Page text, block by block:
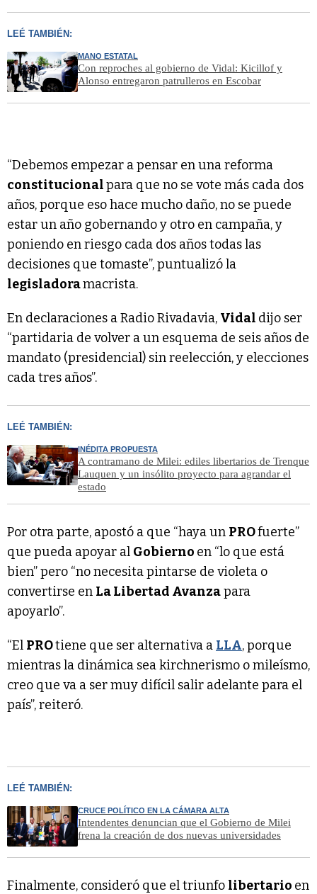
LEÉ TAMBIÉN:
MANO ESTATAL
Con reproches al gobierno de Vidal: Kicillof y
Alonso entregaron patrulleros en Escobar
“Debemos empezar a pensar en una reforma
constitucionalpara que no se vote más cada dos
años, porque eso hace mucho daño, no se puede
estar un año gobernando y otro en campaña, y
poniendo en riesgo cada dos años todas las
decisiones que tomaste”, puntualizó la
legisladoramacrista.
En declaraciones a Radio Rivadavia, Vidal dijo ser
“partidaria de volver a un esquema de seis años de
mandato (presidencial) sin reelección, y elecciones
cada tres años”.
LEÉ TAMBIÉN:
INÉDITA PROPUESTA
A contramano de Milei: ediles libertarios de Trenque
Lauquen y un insólito proyecto para agrandar el
estado
Por otra parte, apostó a que “haya un PROfuerte”
que pueda apoyar al Gobierno en “lo que está
bien” pero “no necesita pintarse de violeta o
convertirse en La Libertad Avanzapara
apoyarlo”.
“El PROtiene que ser alternativa a LLA, porque
mientras la dinámica sea kirchnerismo o mileísmo,
creo que va a ser muy difícil salir adelante para el
país”, reiteró.
LEÉ TAMBIÉN:
CRUCE POLÍTICO EN LA CÁMARA ALTA
Intendentes denuncian que el Gobierno de Milei
frena la creación de dos nuevas universidades
Finalmente, consideró que el triunfo libertario en